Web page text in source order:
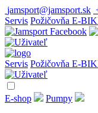
jamsport@jamsport.sk
Servis Požičovňa E-
Servis Požičovňa E-
E-shop
Pumpy